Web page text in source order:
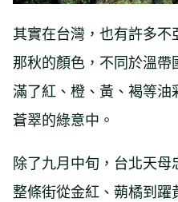
其實在台灣，也有許多
那秋的顏色，不同於溫
滿了紅、橙、黃、褐等
蒼翠的綠意中。
除了九月中旬，台北天
整條街從金紅、蒴橘到